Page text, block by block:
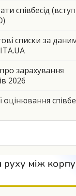
денної
співбесід
списки за
зарахування
2026
оцінювання
між